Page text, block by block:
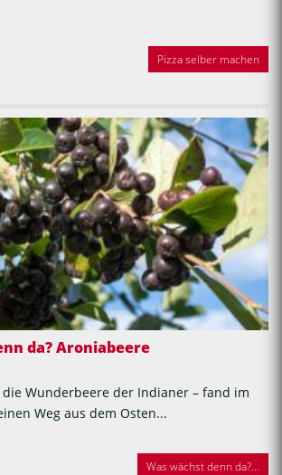
Pizza selber machen
da? Aroniabeere
die Wunderbeere der Indianer – fand im
Weg aus dem Osten...
Was wächst denn da?...